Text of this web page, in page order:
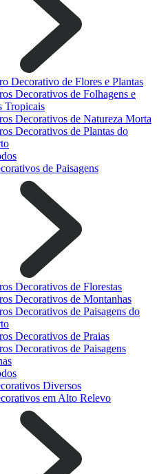
Decorativo de Flores e Plantas
Decorativos de Folhagens e
Tropicais
Decorativos de Natureza Morta
Decorativos de Plantas do
de Paisagens
Decorativos de Florestas
Decorativos de Montanhas
Decorativos de Paisagens do
Decorativos de Praias
Decorativos de Paisagens
Diversos
em Alto Relevo